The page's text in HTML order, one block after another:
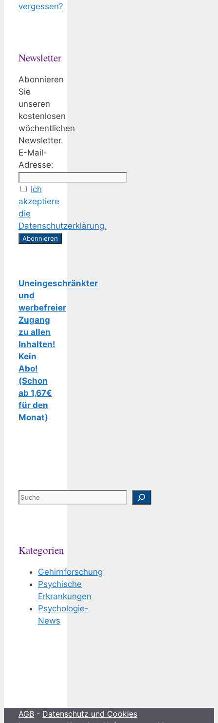
vergessen?
Newsletter
Abonnieren
Sie
unseren
kostenlosen
wöchentlichen
Newsletter.
E-Mail-
Adresse:
Ich
akzeptiere
die
Datenschutzerklärung.
Uneingeschränkter
und
werbefreier
Zugang
zu allen
Inhalten!
Kein
Abo!
(Schon
ab 1,67€
für den
Monat)
Suchen
Kategorien
Gehirnforschung
Psychische
Erkrankungen
Psychologie-
News
AGB - Datenschutz und Cookies